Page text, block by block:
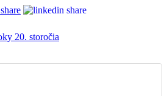
20. storočia